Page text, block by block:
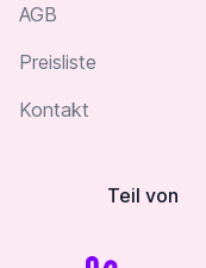
AGB
Preisliste
Kontakt
Teil von